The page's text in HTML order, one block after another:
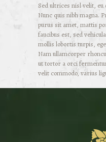
Sed ultrices nisl velit,
Nunc quis nibh magna.
purus sit amet, mattis
faucibus est, sed
mollis lobortis turpis,
Nam ullamcorper
ut tortor a orci
velit commodo, varius